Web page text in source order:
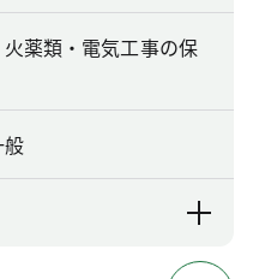
薬類・電気工事の保